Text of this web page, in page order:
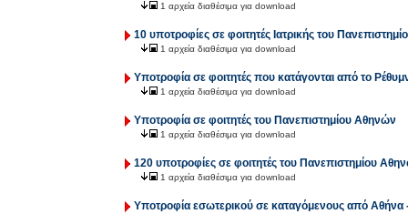
1 αρχεία διαθέσιμα για download
10 υποτροφίες σε φοιτητές Ιατρικής του
1 αρχεία διαθέσιμα για download
Υποτροφία σε φοιτητές που κατάγονται από το
1 αρχεία διαθέσιμα για download
Υποτροφία σε φοιτητές του Πανεπιστημίου Αθηνών
1 αρχεία διαθέσιμα για download
120 υποτροφίες σε φοιτητές του Πανεπιστημίου
1 αρχεία διαθέσιμα για download
Υποτροφία εσωτερικού σε καταγόμενους από Αθήνα